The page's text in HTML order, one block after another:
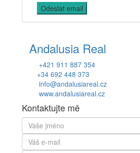
Andalusia Real
+421 911 887 354
+34 692 448 373
info@andalusiareal.cz
www.andalusiareal.cz
Kontaktujte mě